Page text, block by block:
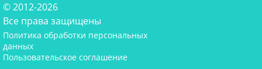
© 2012-2026
Все права защищены
Политика обработки персональных
данных
Пользовательское соглашение